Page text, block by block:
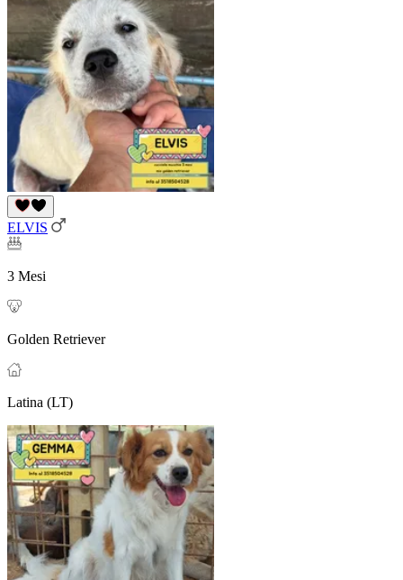
ELVIS
3 Mesi
Golden Retriever
Latina (LT)